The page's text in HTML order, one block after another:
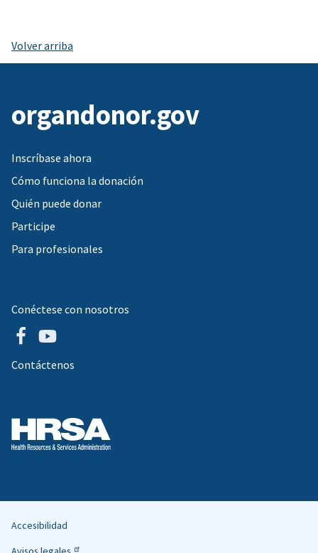
Volver arriba
organdonor.gov
Inscríbase ahora
Cómo funciona la donación
Quién puede donar
Participe
Para profesionales
Conéctese con nosotros
Contáctenos
Helpful
Accesibilidad